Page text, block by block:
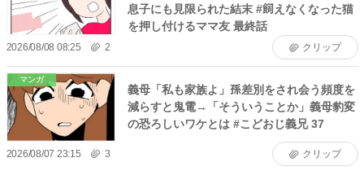
息子にも見限られた結末 #飼えなくなった猫
を押し付けるママ友 最終話
2026/08/08 08:25 2 クリップ
マンガ
義母「私も家族よ」孫差別をされ会う頻度を
減らすと鬼電→「そういうことか」義母豹変
の恐ろしいワケとは #こどおじ義兄 37
2026/08/07 23:15 3 クリップ